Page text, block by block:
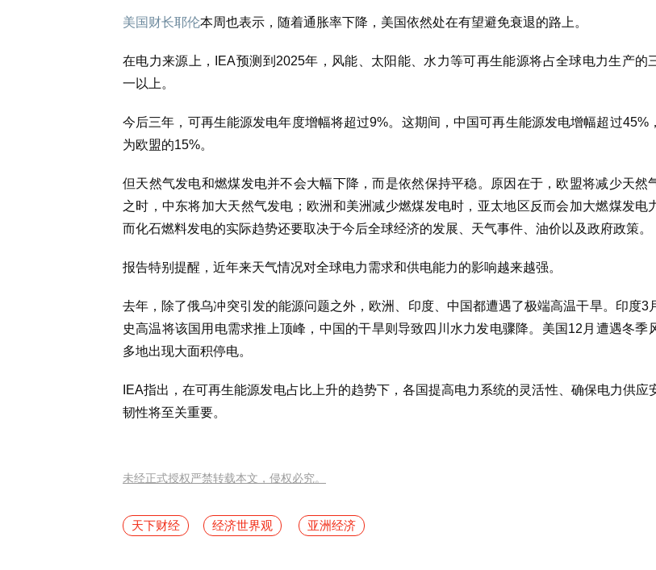
美国财长耶伦本周也表示，随着通胀率下降，美国依然处在有望避免衰退的路上。
在电力来源上，IEA预测到2025年，风能、太阳能、水力等可再生能源将占全球电力生产的
一以上。
今后三年，可再生能源发电年度增幅将超过9%。这期间，中国可再生能源发电增幅超过45%
为欧盟的15%。
但天然气发电和燃煤发电并不会大幅下降，而是依然保持平稳。原因在于，欧盟将减少天然
之时，中东将加大天然气发电；欧洲和美洲减少燃煤发电时，亚太地区反而会加大燃煤发电
而化石燃料发电的实际趋势还要取决于今后全球经济的发展、天气事件、油价以及政府政策。
报告特别提醒，近年来天气情况对全球电力需求和供电能力的影响越来越强。
去年，除了俄乌冲突引发的能源问题之外，欧洲、印度、中国都遭遇了极端高温干旱。印度3
史高温将该国用电需求推上顶峰，中国的干旱则导致四川水力发电骤降。美国12月遭遇冬季
多地出现大面积停电。
IEA指出，在可再生能源发电占比上升的趋势下，各国提高电力系统的灵活性、确保电力供应
韧性将至关重要。
未经正式授权严禁转载本文，侵权必究。
天下财经 经济世界观 亚洲经济